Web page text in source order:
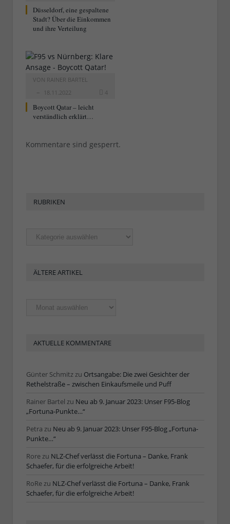
Düsseldorf, eine gespaltene
Stadt? Über die Einkommen
und ihre Verteilung
VON RAINER BARTEL
18.11.2022
4
Boycott Qatar – leicht
verständlich erklärt…
Kommentare sind gesperrt.
RUBRIKEN
Rubriken
ÄLTERE ARTIKEL
Ältere
Artikel
AKTUELLE KOMMENTARE
Günter Schmitzzu Ortsangabe: Die zwei Gesichter der
Rethelstraße – zwischen Einkaufsmeile und Puff
Rainer Bartel zu Neu ab 9. Januar 2023: Unser F95-Blog
„Fortuna-Punkte…“
Petra zu Neu ab 9. Januar 2023: Unser F95-Blog „Fortuna-
Punkte…“
Rorezu NLZ-Chef verlässt die Fortuna – Danke, Frank
Schaefer, für die erfolgreiche Arbeit!
RoRezu NLZ-Chef verlässt die Fortuna – Danke, Frank
Schaefer, für die erfolgreiche Arbeit!